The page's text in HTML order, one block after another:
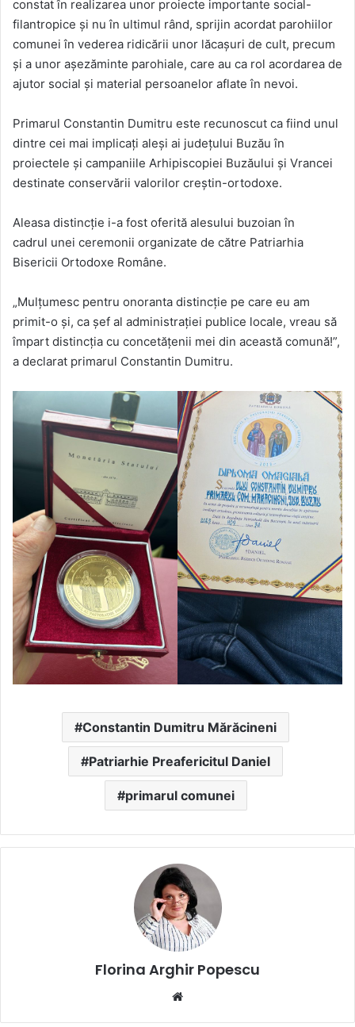
constat în realizarea unor proiecte importante social-
filantropice și nu în ultimul rând, sprijin acordat parohiilor
comunei în vederea ridicării unor lăcașuri de cult, precum
și a unor așezăminte parohiale, care au ca rol acordarea de
ajutor social și material persoanelor aflate în nevoi.
Primarul Constantin Dumitru este recunoscut ca fiind unul
dintre cei mai implicați aleși ai județului Buzău în
proiectele și campaniile Arhipiscopiei Buzăului și Vrancei
destinate conservării valorilor creștin-ortodoxe.
Aleasa distincție i-a fost oferită alesului buzoian în
cadrul unei ceremonii organizate de către Patriarhia
Bisericii Ortodoxe Române.
„Mulțumesc pentru onoranta distincție pe care eu am
primit-o și, ca șef al administrației publice locale, vreau să
împart distincția cu concetățenii mei din această comună!”,
a declarat primarul Constantin Dumitru.
Constantin Dumitru Mărăcineni
Patriarhie Preafericitul Daniel
primarul comunei
Florina Arghir Popescu